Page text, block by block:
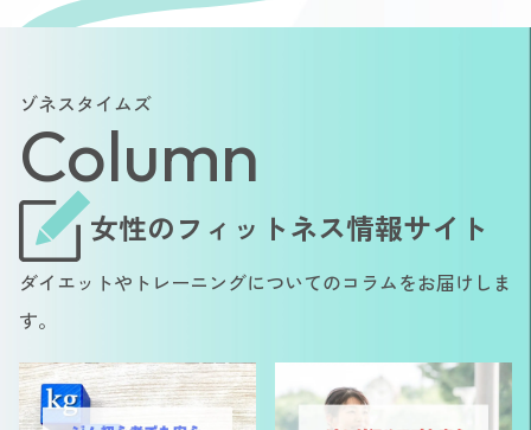
ゾネスタイムズ
Column
女性のフィットネス情報サイト
ダイエットやトレーニングについてのコラムをお届けしま
す。